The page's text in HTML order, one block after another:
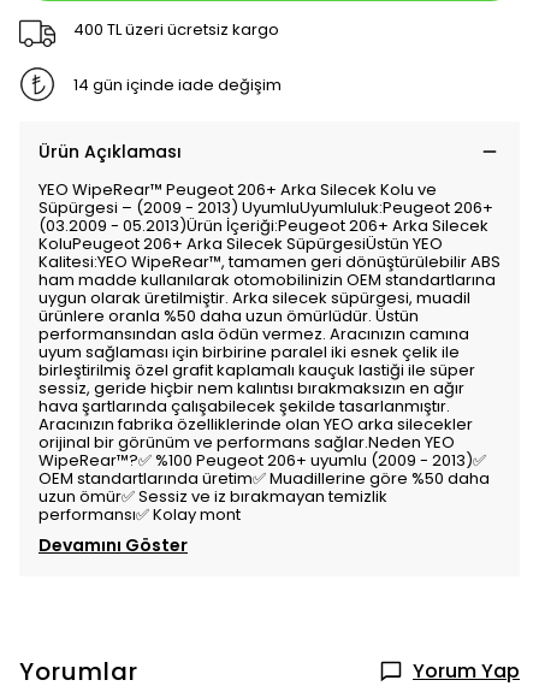
400 TL üzeri ücretsiz kargo
14 gün içinde iade değişim
Ürün Açıklaması
YEO WipeRear™ Peugeot 206+ Arka Silecek Kolu ve
Süpürgesi – (2009 - 2013) UyumluUyumluluk:Peugeot 206+
(03.2009 - 05.2013)Ürün İçeriği:Peugeot 206+ Arka Silecek
KoluPeugeot 206+ Arka Silecek SüpürgesiÜstün YEO
Kalitesi:YEO WipeRear™, tamamen geri dönüştürülebilir ABS
ham madde kullanılarak otomobilinizin OEM standartlarına
uygun olarak üretilmiştir. Arka silecek süpürgesi, muadil
ürünlere oranla %50 daha uzun ömürlüdür. Üstün
performansından asla ödün vermez. Aracınızın camına
uyum sağlaması için birbirine paralel iki esnek çelik ile
birleştirilmiş özel grafit kaplamalı kauçuk lastiği ile süper
sessiz, geride hiçbir nem kalıntısı bırakmaksızın en ağır
hava şartlarında çalışabilecek şekilde tasarlanmıştır.
Aracınızın fabrika özelliklerinde olan YEO arka silecekler
orijinal bir görünüm ve performans sağlar.Neden YEO
WipeRear™?✅ %100 Peugeot 206+ uyumlu (2009 - 2013)✅
OEM standartlarında üretim✅ Muadillerine göre %50 daha
uzun ömür✅ Sessiz ve iz bırakmayan temizlik
performansı✅ Kolay mont
Devamını Göster
Yorumlar Yorum Yap